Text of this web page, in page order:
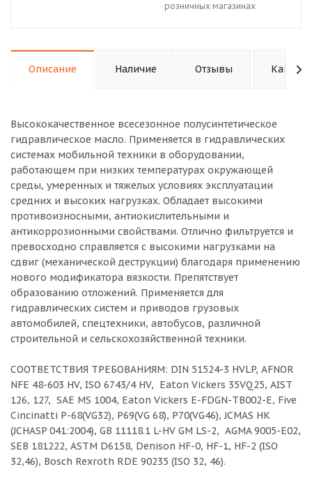
розничных магазинах
Описание Наличие Отзывы Как
Высококачественное всесезонное полусинтетическое
гидравлическое масло. Применяется в гидравлических
системах мобильной техники в оборудовании,
работающем при низких температурах окружающей
среды, умеренных и тяжелых условиях эксплуатации
средних и высоких нагрузках. Обладает высокими
противоизносными, антиокислительными и
антикоррозионными свойствами. Отлично фильтруется и
превосходно справляется с высокими нагрузками на
сдвиг (механической деструкции) благодаря применению
нового модификатора вязкости. Препятствует
образованию отложений. Применяется для
гидравлических систем и приводов грузовых
автомобилей, спецтехники, автобусов, различной
строительной и сельскохозяйственной техники.
СООТВЕТСТВИЯ ТРЕБОВАНИЯМ: DIN 51524-3 HVLP, AFNOR
NFE 48-603 HV, ISO 6743/4 HV, Eaton Vickers 35VQ25, AIST
126, 127, SAE MS 1004, Eaton Vickers E-FDGN-TB002-E, Five
Cincinatti P-68(VG32), P69(VG 68), P70(VG46), JCMAS HK
(JCHASP 041:2004), GB 11118.1 L-HV GM LS-2, AGMA 9005-E02,
SEB 181222, ASTM D6158, Denison HF-0, HF-1, HF-2 (ISO
32,46), Bosch Rexroth RDE 90235 (ISO 32, 46).